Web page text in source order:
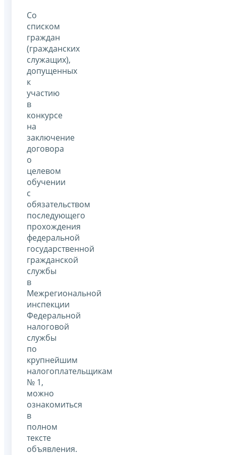
Со
списком
граждан
(гражданских
служащих),
допущенных
к
участию
в
конкурсе
на
заключение
договора
о
целевом
обучении
с
обязательством
последующего
прохождения
федеральной
государственной
гражданской
службы
в
Межрегиональной
инспекции
Федеральной
налоговой
службы
по
крупнейшим
налогоплательщикам
№ 1,
можно
ознакомиться
в
полном
тексте
объявления.